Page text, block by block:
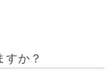
すか？